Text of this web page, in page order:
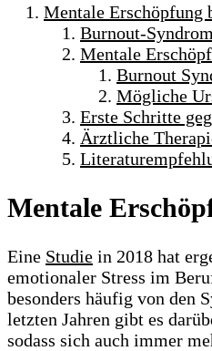
Mentale Erschöpfung
Burnout-
Mentale
Burnout
Mögliche
Erste Schritte
Ärztliche
Mentale
Eine Studie in 2018 hat
emotionaler Stress im
besonders häufig von den
letzten Jahren gibt es
sodass sich auch immer